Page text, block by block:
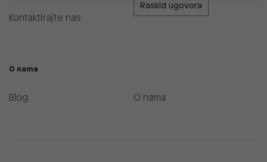
Kontaktirajte nas
Raskid ugovora
O nama
Blog O nama